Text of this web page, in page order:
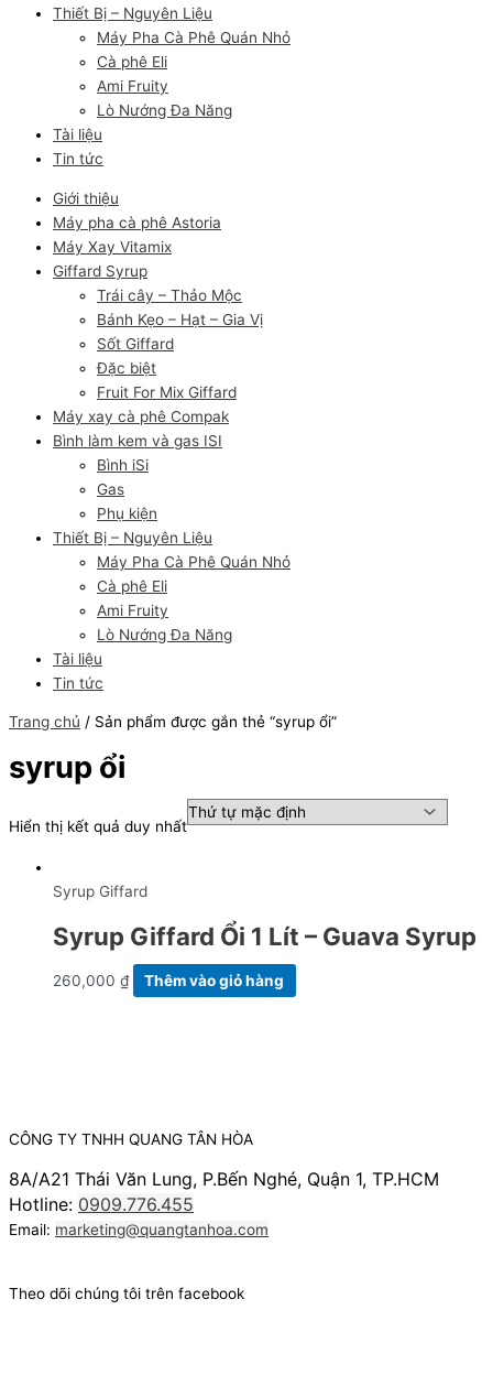
Thiết Bị – Nguyên Liệu
Máy Pha Cà Phê Quán Nhỏ
Cà phê Eli
Ami Fruity
Lò Nướng Đa Năng
Tài liệu
Tin tức
Giới thiệu
Máy pha cà phê Astoria
Máy Xay Vitamix
Giffard Syrup
Trái cây – Thảo Mộc
Bánh Kẹo – Hạt – Gia Vị
Sốt Giffard
Đặc biệt
Fruit For Mix Giffard
Máy xay cà phê Compak
Bình làm kem và gas ISI
Bình iSi
Gas
Phụ kiện
Thiết Bị – Nguyên Liệu
Máy Pha Cà Phê Quán Nhỏ
Cà phê Eli
Ami Fruity
Lò Nướng Đa Năng
Tài liệu
Tin tức
Trang chủ / Sản phẩm được gắn thẻ “syrup ổi”
syrup ổi
Hiển thị kết quả duy nhất
Syrup Giffard
Syrup Giffard Ổi 1 Lít – Guava Syrup
260,000 ₫ Thêm vào giỏ hàng
CÔNG TY TNHH QUANG TÂN HÒA
8A/A21 Thái Văn Lung, P.Bến Nghé, Quận 1, TP.HCM
Hotline: 0909.776.455
Email: marketing@quangtanhoa.com
Theo dõi chúng tôi trên facebook